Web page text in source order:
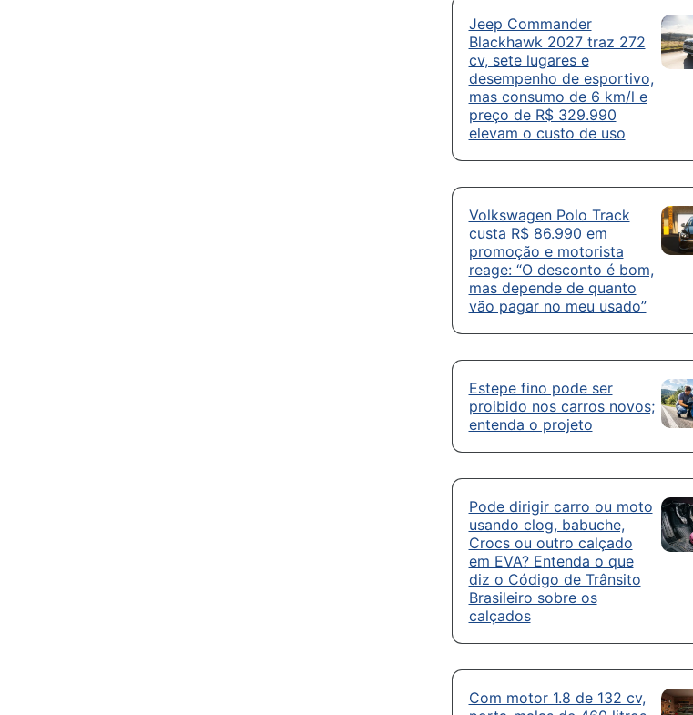
Jeep Commander
Blackhawk 2027 traz 272
cv, sete lugares e
desempenho de esportivo,
mas consumo de 6 km/l e
preço de R$ 329.990
elevam o custo de uso
Volkswagen Polo Track
custa R$ 86.990 em
promoção e motorista
reage: “O desconto é bom,
mas depende de quanto
vão pagar no meu usado”
Estepe fino pode ser
proibido nos carros novos;
entenda o projeto
Pode dirigir carro ou moto
usando clog, babuche,
Crocs ou outro calçado
em EVA? Entenda o que
diz o Código de Trânsito
Brasileiro sobre os
calçados
Com motor 1.8 de 132 cv,